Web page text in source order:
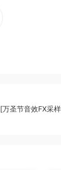
[万圣节音效FX采